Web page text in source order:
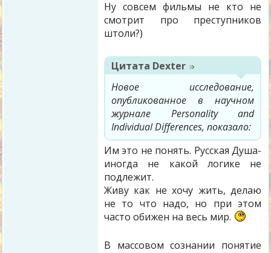
Ну совсем фильмы не кто не
смотрит про преступников
штоли?)
Цитата Dexter
Новое исследование,
опубликованное в научном
журнале Personality and
Individual Differences, показало:
Им это не понять. Русская Душа-
иногда не какой логике не
подлежит.
Живу как не хочу жить, делаю
не то что надо, но при этом
часто обижен на весь мир.
В массовом сознании понятие